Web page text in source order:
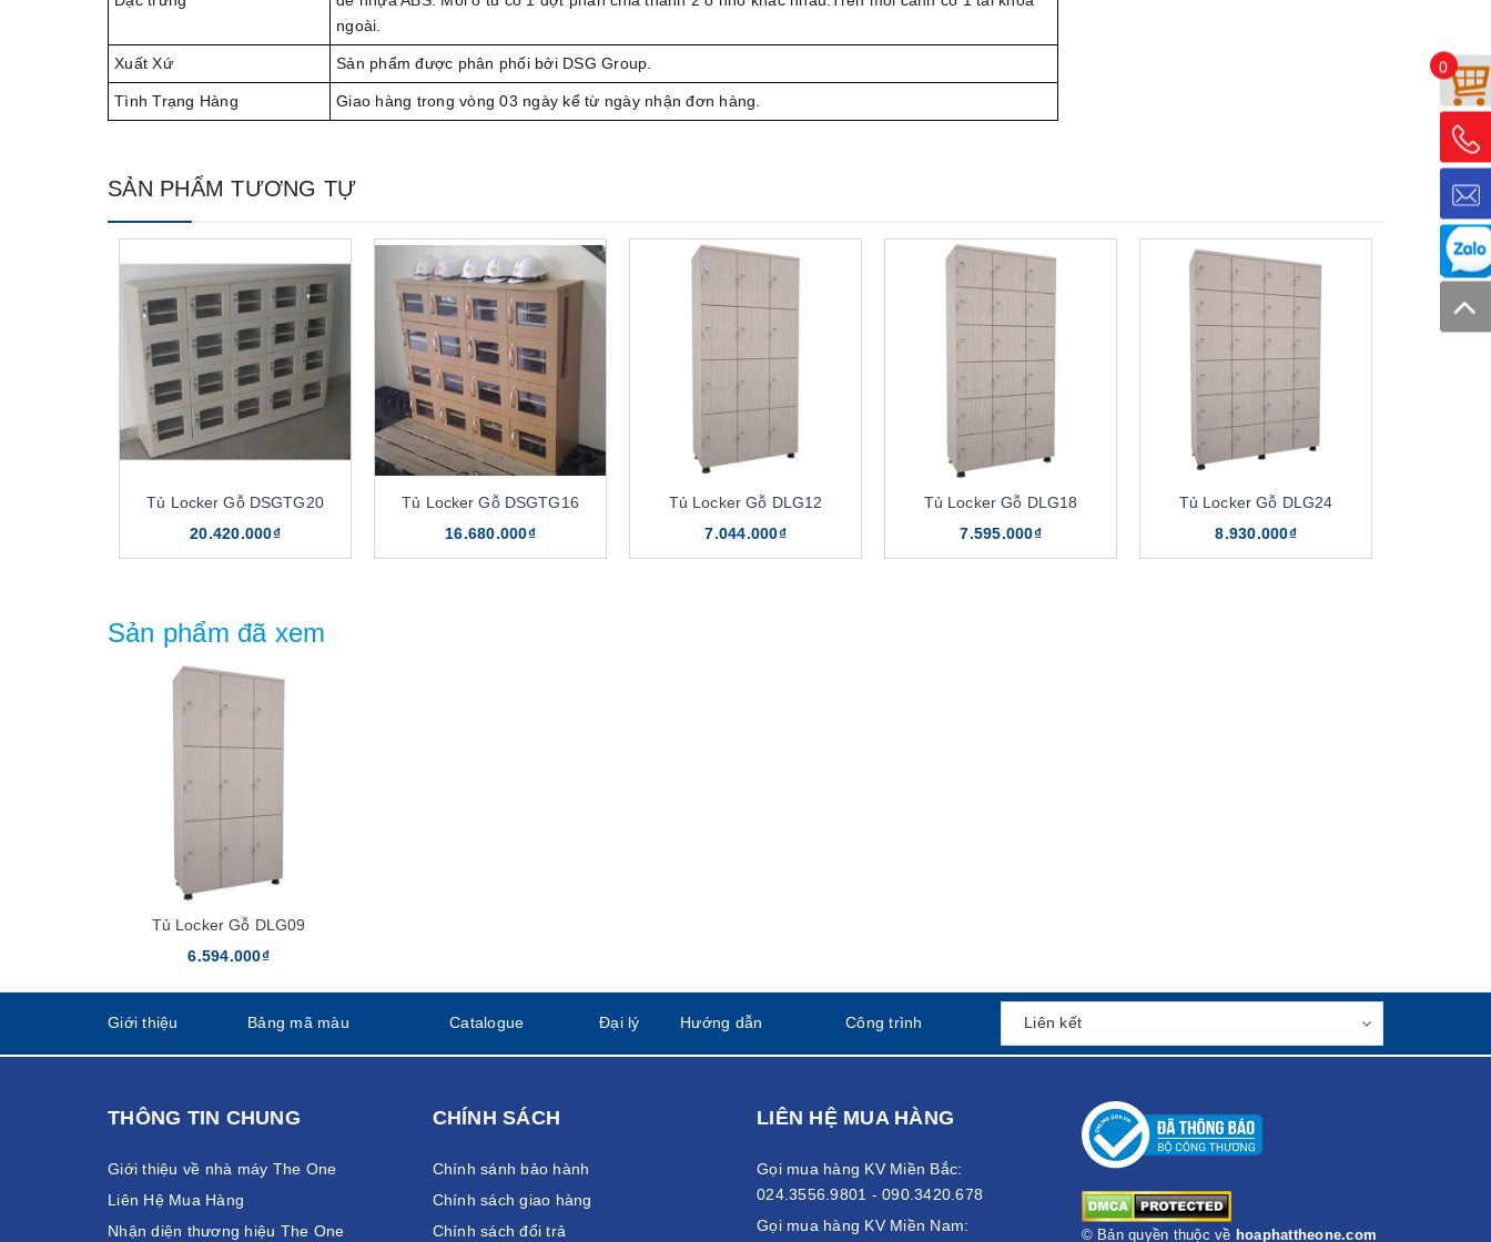
ngoài.
Xuất Xứ Sản phẩm được phân phối bởi DSG Group.
Tình Trạng Hàng Giao hàng trong vòng 03 ngày kể từ ngày nhận đơn hàng.
SẢN PHẨM TƯƠNG TỰ
Tủ Locker Gỗ DSGTG20
20.420.000₫
Tủ Locker Gỗ DSGTG16
16.680.000₫
Tủ Locker Gỗ DLG12
7.044.000₫
Tủ Locker Gỗ DLG18
7.595.000₫
Tủ Locker Gỗ DLG24
8.930.000₫
Sản phẩm đã xem
Tủ Locker Gỗ DLG09
6.594.000₫
0
Giới thiệu Bảng mã màu Catalogue Đại lý Hướng dẫn Công trình
THÔNG TIN CHUNG
Giới thiệu về nhà máy The One
Liên Hệ Mua Hàng
Nhận diện thương hiệu The One
CHÍNH SÁCH
Chính sánh bảo hành
Chính sách giao hàng
Chính sách đổi trả
LIÊN HỆ MUA HÀNG
Gọi mua hàng KV Miền Bắc:
024.3556.9801 - 090.3420.678
Gọi mua hàng KV Miền Nam:
© Bản quyền thuộc về hoaphattheone.com